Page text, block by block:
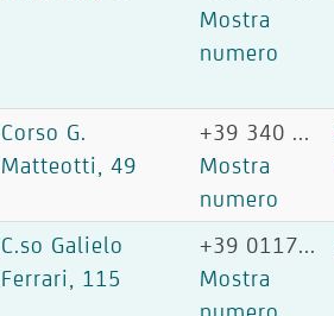
Mostra
numero
Corso G.
Matteotti, 49
+39 340 ...
Mostra
numero
C.so Galielo
Ferrari, 115
+39 0117...
Mostra